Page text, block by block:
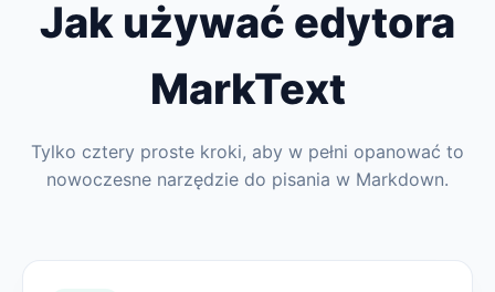
Jak używać edytora
MarkText
Tylko cztery proste kroki, aby w pełni opanować to
nowoczesne narzędzie do pisania w Markdown.